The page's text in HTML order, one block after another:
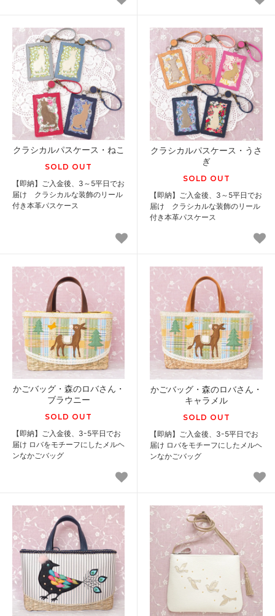
クラシカルパスケース・ねこ
SOLD OUT
【即納】ご入金後、3～5平日でお
届け クラシカルな装飾のリール
付き本革パスケース
クラシカルパスケース・うさ
ぎ
SOLD OUT
【即納】ご入金後、3～5平日でお
届け クラシカルな装飾のリール
付き本革パスケース
かごバッグ・森のロバさん・
ブラウニー
SOLD OUT
【即納】ご入金後、3-5平日でお
届け ロバをモチーフにしたメルヘ
ンなかごバッグ
かごバッグ・森のロバさん・
キャラメル
SOLD OUT
【即納】ご入金後、3-5平日でお
届け ロバをモチーフにしたメルヘ
ンなかごバッグ